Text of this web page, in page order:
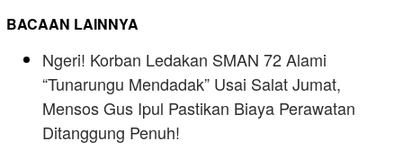
BACAAN LAINNYA
Ngeri! Korban Ledakan SMAN 72 Alami
“Tunarungu Mendadak” Usai Salat Jumat,
Mensos Gus Ipul Pastikan Biaya Perawatan
Ditanggung Penuh!